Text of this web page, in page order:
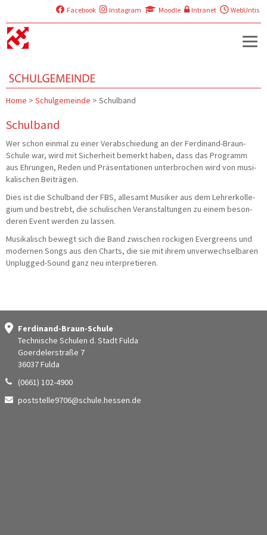
Facebook Instagram Moodle Intranet WebUntis
Home > Schulgemeinde > Schulband
Schulband
Wer schon ein­mal zu einer Ver­ab­schie­dung an der Fer­di­nand-Braun-
Schu­le war, wird mit Sicher­heit bemerkt haben, dass das Pro­gramm
aus Ehrun­gen, Reden und Prä­sen­ta­tio­nen unter­bro­chen wird von musi­
ka­li­schen Beiträgen.
Dies ist die Schul­band der FBS, alle­samt Musi­ker aus dem Leh­rer­kol­le­
gi­um und bestrebt, die schu­li­schen Ver­an­stal­tun­gen zu einem beson­
de­ren Event wer­den zu lassen.
Musi­ka­lisch bewegt sich die Band zwi­schen rocki­gen Ever­greens und
moder­nen Songs aus den Charts, die sie mit ihrem unver­wech­sel­ba­ren
Unplug­ged-Sound ganz neu interpretieren.
Ferdinand-Braun-Schule
Technische Schulen d. Stadt Fulda
Goerdelerstraße 7
36037 Fulda
(0661) 102-4900
poststelle9706@schule.hessen.de